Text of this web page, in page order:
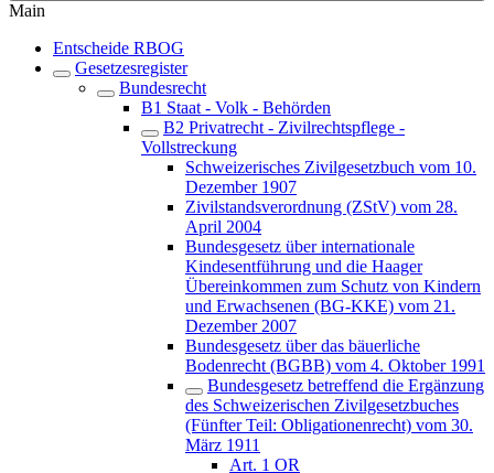
Main
Entscheide RBOG
Gesetzesregister
Bundesrecht
B1 Staat - Volk - Behörden
B2 Privatrecht - Zivilrechtspflege -
Vollstreckung
Schweizerisches Zivilgesetzbuch vom 10.
Dezember 1907
Zivilstandsverordnung (ZStV) vom 28.
April 2004
Bundesgesetz über internationale
Kindesentführung und die Haager
Übereinkommen zum Schutz von Kindern
und Erwachsenen (BG-KKE) vom 21.
Dezember 2007
Bundesgesetz über das bäuerliche
Bodenrecht (BGBB) vom 4. Oktober 1991
Bundesgesetz betreffend die Ergänzung
des Schweizerischen Zivilgesetzbuches
(Fünfter Teil: Obligationenrecht) vom 30.
März 1911
Art. 1 OR